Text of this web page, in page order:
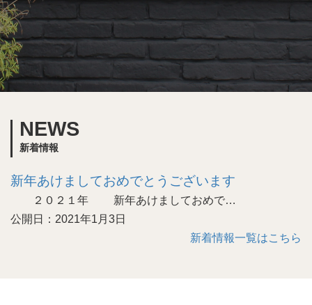
NEWS
新着情報
新年あけましておめでとうございます
２０２１年 新年あけましておめで…
公開日：2021年1月3日
新着情報一覧はこちら